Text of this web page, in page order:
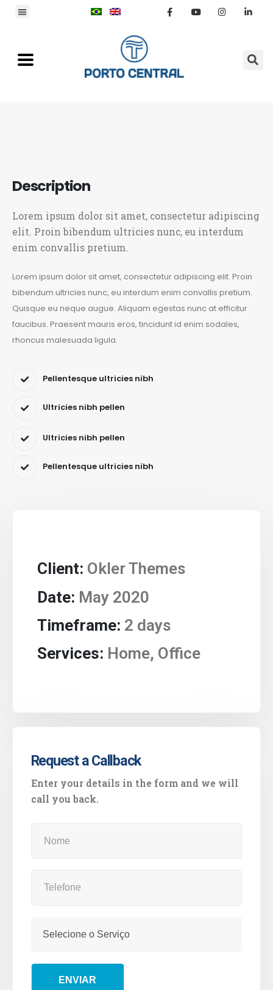
Lorem ipsum dolor sit amet, consectetur adipiscing
elit. Proin bibendum ultricies nunc, eu interdum
enim convallis pretium.
Lorem ipsum dolor sit amet, consectetur adipiscing elit. Proin
bibendum ultricies nunc, eu interdum enim convallis pretium.
Quisque eu neque augue. Aliquam egestas nunc at efficitur
faucibus. Praesent mauris eros, tincidunt id enim sodales,
rhoncus malesuada ligula.
Pellentesque ultricies nibh
Ultricies nibh pellen
Ultricies nibh pellen
Pellentesque ultricies nibh
Client: Okler Themes
Date: May 2020
Timeframe: 2 days
Services: Home, Office
Request a Callback
Enter your details in the form and we will
call you back.